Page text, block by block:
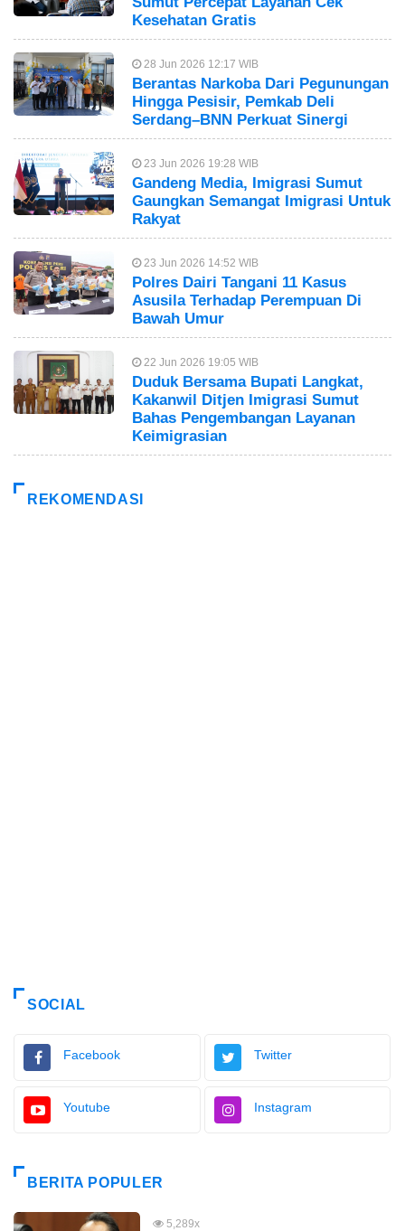
Kesehatan Gratis
28 Jun 2026 12:17 WIB
Berantas Narkoba Dari Pegunungan
Hingga Pesisir, Pemkab Deli
Serdang–BNN Perkuat Sinergi
23 Jun 2026 19:28 WIB
Gandeng Media, Imigrasi Sumut
Gaungkan Semangat Imigrasi Untuk
Rakyat
23 Jun 2026 14:52 WIB
Polres Dairi Tangani 11 Kasus
Asusila Terhadap Perempuan Di
Bawah Umur
22 Jun 2026 19:05 WIB
Duduk Bersama Bupati Langkat,
Kakanwil Ditjen Imigrasi Sumut
Bahas Pengembangan Layanan
Keimigrasian
REKOMENDASI
SOCIAL
Facebook Twitter
Youtube Instagram
BERITA POPULER
5,289x